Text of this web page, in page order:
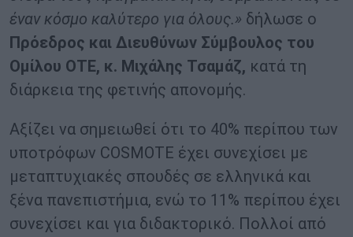
έναν κόσμο καλύτερο για όλους.» δήλωσε ο
Πρόεδρος και Διευθύνων Σύμβουλος του
Ομίλου ΟΤΕ, κ. Μιχάλης Τσαμάζ, κατά τη
διάρκεια της φετινής απονομής.
Αξίζει να σημειωθεί ότι το 40% περίπου των
υποτρόφων COSMOTE έχει συνεχίσει με
μεταπτυχιακές σπουδές σε ελληνικά και
ξένα πανεπιστήμια, ενώ το 11% περίπου έχει
συνεχίσει και για διδακτορικό. Πολλοί από